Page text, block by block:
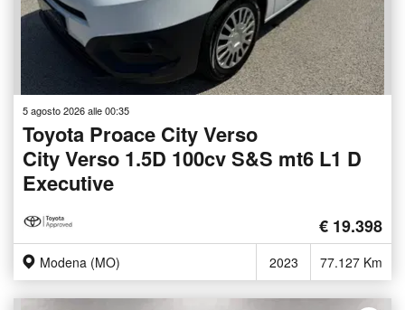
5 agosto 2026 alle 00:35
Toyota Proace City Verso
City Verso 1.5D 100cv S&S mt6 L1 D
Executive
€ 19.398
Modena (MO) 2023 77.127 Km